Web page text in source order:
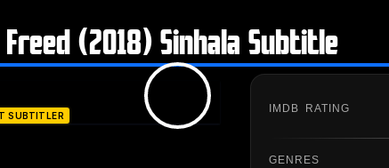
(2018) Sinhala Subtitle
SUBTITLER
IMDB RATING
GENRES